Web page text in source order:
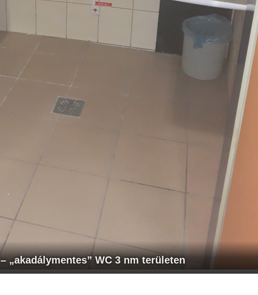
– „akadálymentes” WC 3 nm területen